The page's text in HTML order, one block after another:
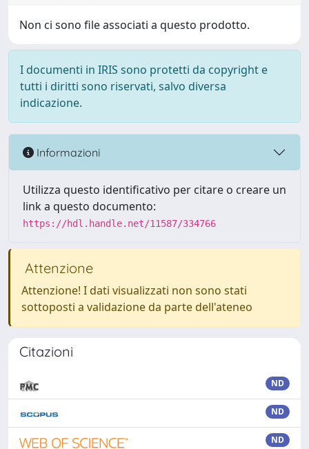
Non ci sono file associati a questo prodotto.
I documenti in IRIS sono protetti da copyright e
tutti i diritti sono riservati, salvo diversa
indicazione.
Informazioni
Utilizza questo identificativo per citare o creare un
link a questo documento:
https://hdl.handle.net/11587/334766
Attenzione
Attenzione! I dati visualizzati non sono stati
sottoposti a validazione da parte dell'ateneo
Citazioni
ND
ND
ND